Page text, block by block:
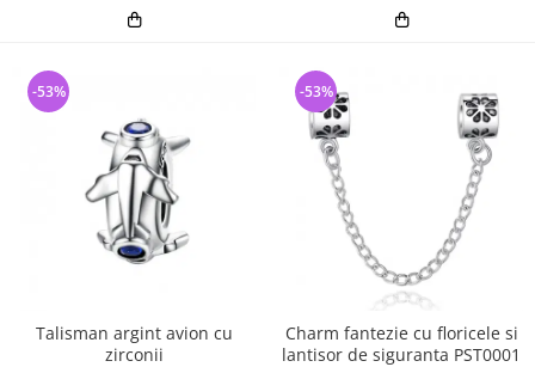
Talisman argint avion cu
zirconii
-53%
Charm fantezie cu floricele si
lantisor de siguranta PST0001
-53%